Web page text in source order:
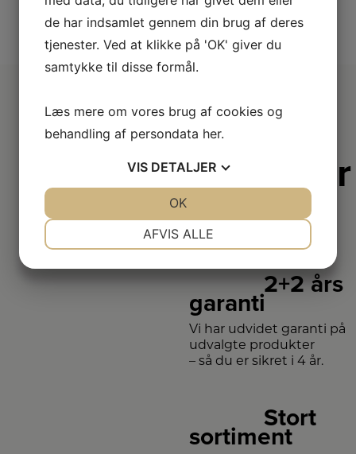
Derfor er
vi lidt
bedre
2+2 års
garanti
Vi har udvidet garanti på
udvalgte produkter
– så du er sikret i 4 år.
Stort
sortiment
de har indsamlet gennem din brug af deres
tjenester. Ved at klikke på 'OK' giver du
samtykke til disse formål.
Læs mere om vores brug af cookies og
behandling af persondata her.
VIS DETALJER
STATISTIK
AFVIS ALLE
OK